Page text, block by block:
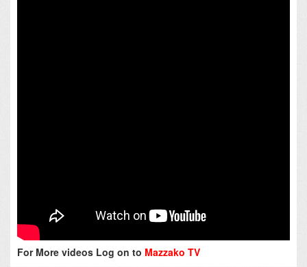
For More videos Log on to Mazzako TV